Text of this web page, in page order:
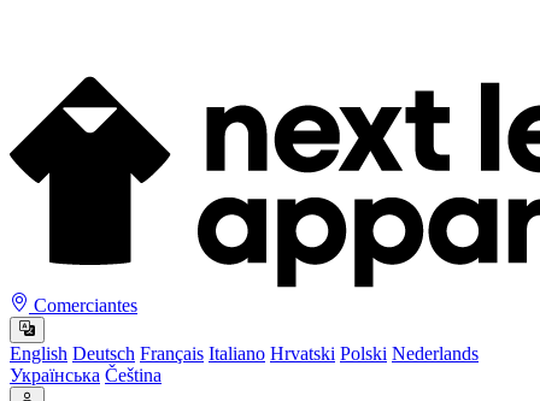
Comerciantes
English Deutsch Français Italiano Hrvatski Polski Nederlands
Українська Čeština